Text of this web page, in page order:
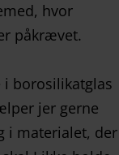
hvor
påkrævet.
i borosilikatglas
jer gerne
i materialet, der